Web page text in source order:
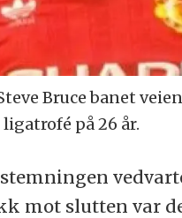
Bruce banet
på 26 år.
mot slutten var